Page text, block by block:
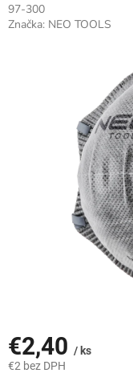
97-300
Značka: NEO TOOLS
€2,40 / ks
€2 bez DPH